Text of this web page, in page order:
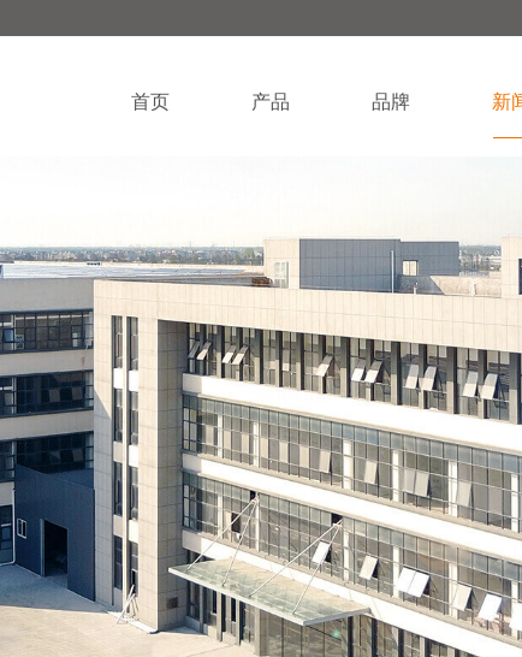
首页 产品 品牌 新